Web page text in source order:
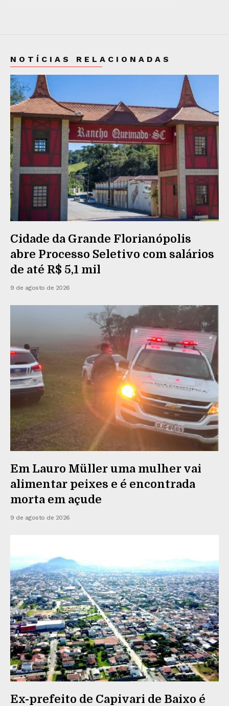
NOTÍCIAS RELACIONADAS
Cidade da Grande Florianópolis
abre Processo Seletivo com salários
de até R$ 5,1 mil
9 de agosto de 2026
Em Lauro Müller uma mulher vai
alimentar peixes e é encontrada
morta em açude
9 de agosto de 2026
Ex-prefeito de Capivari de Baixo é